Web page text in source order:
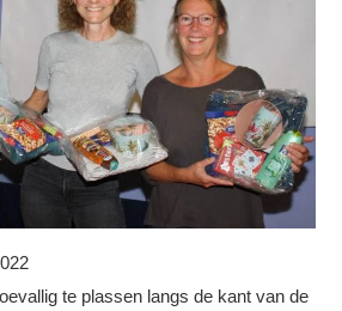
te plassen langs de kant van de